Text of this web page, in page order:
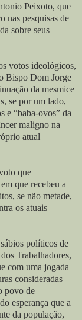
Peixoto, que
nas pesquisas de
sobre seus
votos ideológicos,
Bispo Dom Jorge
da mesmice
se por um lado,
e “baba-ovos” da
maligno na
atual
que
que recebeu a
se não metade,
os atuais
políticos de
Trabalhadores,
com uma jogada
consideradas
povo de
esperança que a
da população,